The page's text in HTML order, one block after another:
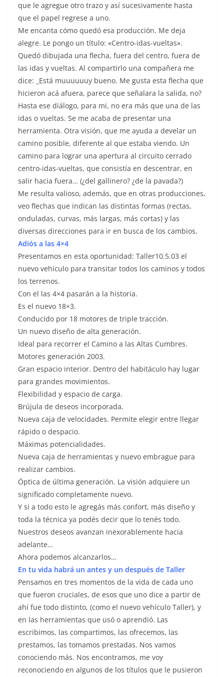
que le agregue otro trazo y así sucesivamente hasta
que el papel regrese a uno.
Me encanta cómo quedó esa producción. Me deja
alegre. Le pongo un título: «Centro-idas-vueltas».
Quedó dibujada una flecha, fuera del centro, fuera de
las idas y vueltas. Al compartirlo una compañera me
dice: _Está muuuuuuy bueno. Me gusta esta flecha que
hicieron acá afuera, parece que señalara la salida, no?
Hasta ese diálogo, para mi, no era más que una de las
idas o vueltas. Se me acaba de presentar una
herramienta. Otra visión, que me ayuda a develar un
camino posible, diferente al que estaba viendo. Un
camino para lograr una apertura al circuito cerrado
centro-idas-vueltas, que consistía en descentrar, en
salir hacia fuera… (¿del gallinero? ¿de la pavada?)
Me resulta valioso, además, que en otras producciones,
veo flechas que indican las distintas formas (rectas,
onduladas, curvas, más largas, más cortas) y las
diversas direcciones para ir en busca de los cambios.
Adiós a las 4×4
Presentamos en esta oportunidad: Taller10.5.03 el
nuevo vehículo para transitar todos los caminos y todos
los terrenos.
Con el las 4×4 pasarán a la historia.
Es el nuevo 18×3.
Conducido por 18 motores de triple tracción.
Un nuevo diseño de alta generación.
Ideal para recorrer el Camino a las Altas Cumbres.
Motores generación 2003.
Gran espacio interior. Dentro del habitáculo hay lugar
para grandes movimientos.
Flexibilidad y espacio de carga.
Brújula de deseos incorporada.
Nueva caja de velocidades. Permite elegir entre llegar
rápido o despacio.
Máximas potencialidades.
Nueva caja de herramientas y nuevo embrague para
realizar cambios.
Óptica de última generación. La visión adquiere un
significado completamente nuevo.
Y si a todo esto le agregás más confort, más diseño y
toda la técnica ya podés decir que lo tenés todo.
Nuestros deseos avanzan inexorablemente hacia
adelante…
Ahora podemos alcanzarlos…
En tu vida habrá un antes y un después de Taller
Pensamos en tres momentos de la vida de cada uno
que fueron cruciales, de esos que uno dice a partir de
ahí fue todo distinto, (como el nuevo vehículo Taller), y
en las herramientas que usó o aprendió. Las
escribimos, las compartimos, las ofrecemos, las
prestamos, las tomamos prestadas. Nos vamos
conociendo más. Nos encontramos, me voy
reconociendo en algunos de los títulos que le pusieron